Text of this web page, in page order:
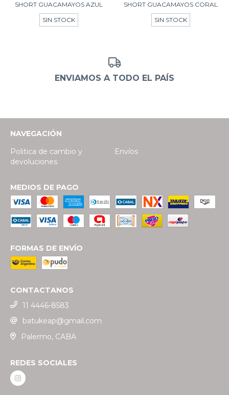
SHORT GUACAMAYOS AZUL
SIN STOCK
SHORT GUACAMAYOS CORAL
SIN STOCK
ENVIAMOS A TODO EL PAÍS
NAVEGACIÓN
Politica de cambio y
devoluciones
Envíos
MEDIOS DE PAGO
FORMAS DE ENVÍO
CONTACTANOS
11 4446-8583
batukeap@gmail.com
Palermo, CABA
REDES SOCIALES